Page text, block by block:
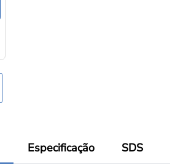
Especificação SDS